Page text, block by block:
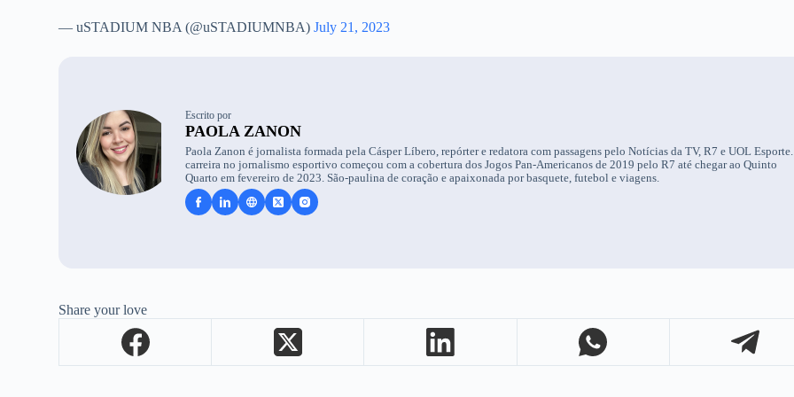
— uSTADIUM NBA (@uSTADIUMNBA)July 21, 2023
Escrito por
PAOLA ZANON
Paola Zanon é jornalista formada pela Cásper Líbero, repórter e redatora com passagens pelo Notícias da TV, R7 e UOL
carreira no jornalismo esportivo começou com a cobertura dos Jogos Pan-Americanos de 2019 pelo R7 até chegar ao Quinto
Quarto em fevereiro de 2023. São-paulina de coração e apaixonada por basquete, futebol e viagens.
Share your love